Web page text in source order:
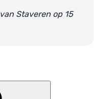
Staveren op 15